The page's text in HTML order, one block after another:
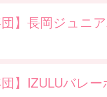
団】長岡ジュニ
団】IZULUバレ